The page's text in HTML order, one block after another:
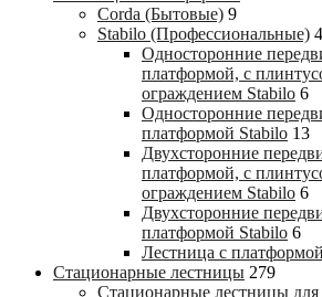
Corda (Бытовые) 9
Stabilo (Профессиональные)
Односторонние
платформой, с
ограждением Stabilo 6
Односторонние
платформой Stabilo 13
Двухсторонние
платформой, с
ограждением Stabilo 6
Двухсторонние
платформой Stabilo 6
Лестница с
Стационарные лестницы 279
Стационарные лестницы для